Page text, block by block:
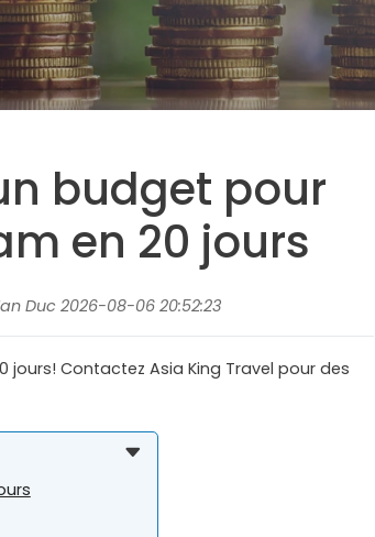
budget pour
en 20 jours
Duc 2026-08-06 20:52:23
Contactez Asia King Travel pour des